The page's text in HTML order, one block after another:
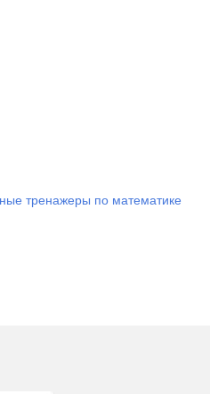
тренажеры по математике